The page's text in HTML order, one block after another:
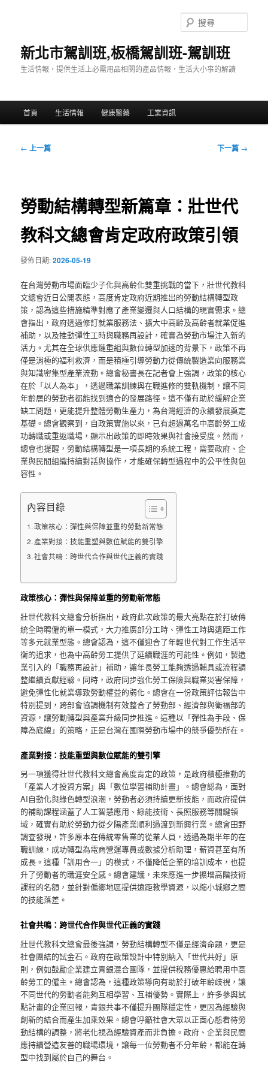
新北市駕訓班,板橋駕訓班-駕訓班
生活情報，提供生活上必需用品相關的產品情報，生活大小事的解讀
尋
首頁 生活情報 健康醫藥 工業資訊
文
← 上一篇 下一篇 →
勞動結構轉型新篇章：壯世代
教科文總會肯定政府政策引領
發佈日期:2026-05-19
在台灣勞動市場面臨少子化與高齡化雙重挑戰的當下，壯世代教科
文總會近日公開表態，高度肯定政府近期推出的勞動結構轉型政
策，認為這些措施精準對應了產業變遷與人口結構的現實需求。總
會指出，政府透過修訂就業服務法、擴大中高齡及高齡者就業促進
補助，以及推動彈性工時與職務再設計，確實為勞動市場注入新的
活力。尤其在全球供應鏈重組與數位轉型加速的背景下，政策不再
僅是消極的福利救濟，而是積極引導勞動力從傳統製造業向服務業
與知識密集型產業流動。總會秘書長在記者會上強調，政策的核心
在於「以人為本」，透過職業訓練與在職進修的雙軌機制，讓不同
年齡層的勞動者都能找到適合的發展路徑。這不僅有助於緩解企業
缺工問題，更能提升整體勞動生產力，為台灣經濟的永續發展奠定
基礎。總會觀察到，自政策實施以來，已有超過萬名中高齡勞工成
功轉職或重返職場，顯示出政策的即時效果與社會接受度。然而，
總會也提醒，勞動結構轉型是一項長期的系統工程，需要政府、企
業與民間組織持續對話與協作，才能確保轉型過程中的公平性與包
容性。
內容目錄
政策核心：彈性與保障並重的勞動新常態
產業對接：技能重塑與數位賦能的雙引擎
社會共鳴：跨世代合作與世代正義的實踐
政策核心：彈性與保障並重的勞動新常態
壯世代教科文總會分析指出，政府此次政策的最大亮點在於打破傳
統全時聘僱的單一模式，大力推廣部分工時、彈性工時與遠距工作
等多元就業型態。總會認為，這不僅迎合了年輕世代對工作生活平
衡的追求，也為中高齡勞工提供了延續職涯的可能性。例如，製造
業引入的「職務再設計」補助，讓年長勞工能夠透過輔具或流程調
整繼續貢獻經驗。同時，政府同步強化勞工保險與職業災害保障，
避免彈性化就業導致勞動權益的弱化。總會在一份政策評估報告中
特別提到，跨部會協調機制有效整合了勞動部、經濟部與衛福部的
資源，讓勞動轉型與產業升級同步推進。這種以「彈性為手段、保
障為底線」的策略，正是台灣在國際勞動市場中的競爭優勢所在。
產業對接：技能重塑與數位賦能的雙引擎
另一項獲得壯世代教科文總會高度肯定的政策，是政府積極推動的
「產業人才投資方案」與「數位學習補助計畫」。總會認為，面對
AI自動化與綠色轉型浪潮，勞動者必須持續更新技能，而政府提供
的補助課程涵蓋了人工智慧應用、綠能技術、長照服務等關鍵領
域，確實有助於勞動力從夕陽產業順利過渡到新興行業。總會田野
調查發現，許多原本在傳統零售業的從業人員，透過為期半年的在
職訓練，成功轉型為電商營運專員或數據分析助理，薪資甚至有所
成長。這種「訓用合一」的模式，不僅降低企業的培訓成本，也提
升了勞動者的職涯安全感。總會建議，未來應進一步擴增高階技術
課程的名額，並針對偏鄉地區提供遠距教學資源，以縮小城鄉之間
的技能落差。
社會共鳴：跨世代合作與世代正義的實踐
壯世代教科文總會最後強調，勞動結構轉型不僅是經濟命題，更是
社會團結的試金石。政府在政策設計中特別納入「世代共好」原
則，例如鼓勵企業建立青銀混合團隊，並提供稅務優惠給聘用中高
齡勞工的僱主。總會認為，這種政策導向有助於打破年齡歧視，讓
不同世代的勞動者能夠互相學習、互補優勢。實際上，許多參與試
點計畫的企業回報，青銀共事不僅提升團隊穩定性，更因為經驗與
創新的結合而產生加乘效果。總會呼籲社會大眾以正面心態看待勞
動結構的調整，將老化視為經驗資產而非負擔。政府、企業與民間
應持續營造友善的職場環境，讓每一位勞動者不分年齡，都能在轉
型中找到屬於自己的舞台。